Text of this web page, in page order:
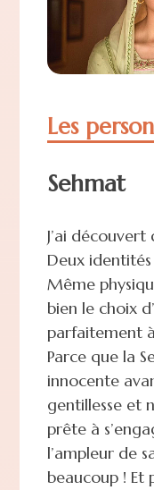
Les
Sehmat
J’ai
Deux identités
Même
bien le choix
parfaitement
Parce que la
innocente
gentillesse et
prête à
l’ampleur de
beaucoup ! Et